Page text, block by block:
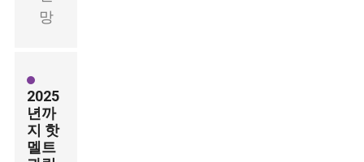
2025
년까
지 핫
멜트